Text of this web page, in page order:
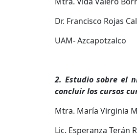
Dr. Francisco Rojas
UAM- Azcapotzalco
2. Estudio sobre el
concluir los cursos
Mtra. María Virginia
Lic. Esperanza Terán